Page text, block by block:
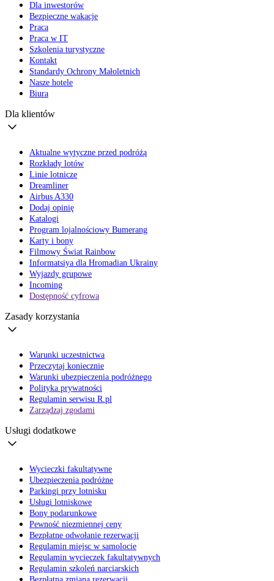
Dla inwestorów
Bezpieczne wakacje
Praca
Praca w IT
Szkolenia turystyczne
Kontakt
Standardy Ochrony Małoletnich
Nasze hotele
Biura
Dla klientów
Aktualne wytyczne przed podróżą
Rozkłady lotów
Linie lotnicze
Dreamliner
Airbus A330
Dodaj opinię
Katalogi
Program lojalnościowy Bumerang
Karty i bony
Filmowy Świat Rainbow
Informatsiya dla Hromadian Ukrainy
Wyjazdy grupowe
Incoming
Dostępność cyfrowa
Zasady korzystania
Warunki uczestnictwa
Przeczytaj koniecznie
Warunki ubezpieczenia podróżnego
Polityka prywatności
Regulamin serwisu R.pl
Zarządzaj zgodami
Usługi dodatkowe
Wycieczki fakultatywne
Ubezpieczenia podróżne
Parkingi przy lotnisku
Usługi lotniskowe
Bony podarunkowe
Pewność niezmiennej ceny
Bezpłatne odwołanie rezerwacji
Regulamin miejsc w samolocie
Regulamin wycieczek fakultatywnych
Regulamin szkoleń narciarskich